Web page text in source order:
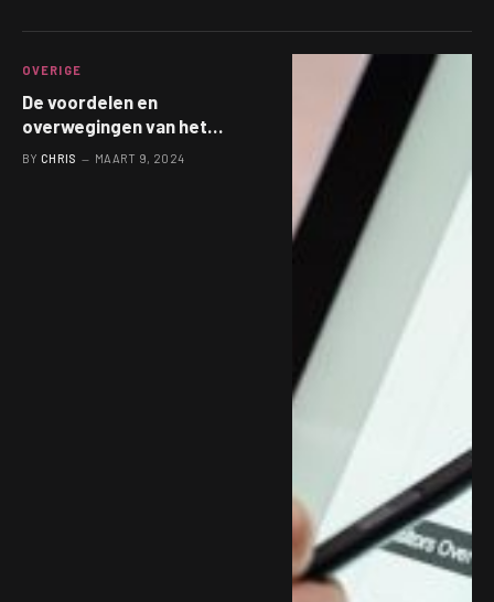
OVERIGE
De voordelen en
overwegingen van het
uitbesteden van linkbuilding
BY CHRIS MAART 9, 2024